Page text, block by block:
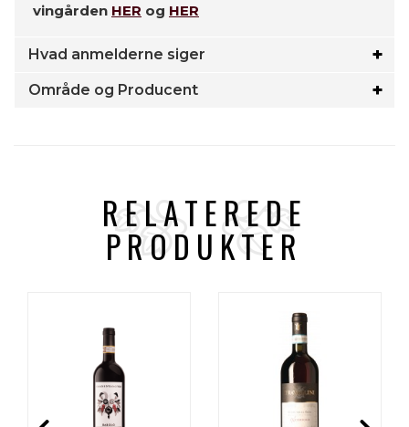
vingården HER og HER
Hvad anmelderne siger
Område og Producent
RELATEREDE
PRODUKTER